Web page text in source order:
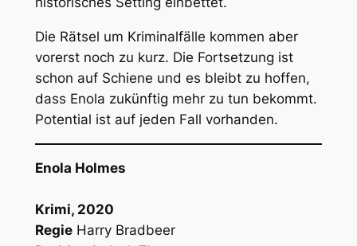
Die Rätsel um Kriminalfälle kommen aber
vorerst noch zu kurz. Die Fortsetzung ist
schon auf Schiene und es bleibt zu hoffen,
dass Enola zukünftig mehr zu tun bekommt.
Potential ist auf jeden Fall vorhanden.
Enola Holmes
Krimi, 2020
RegieHarry Bradbeer